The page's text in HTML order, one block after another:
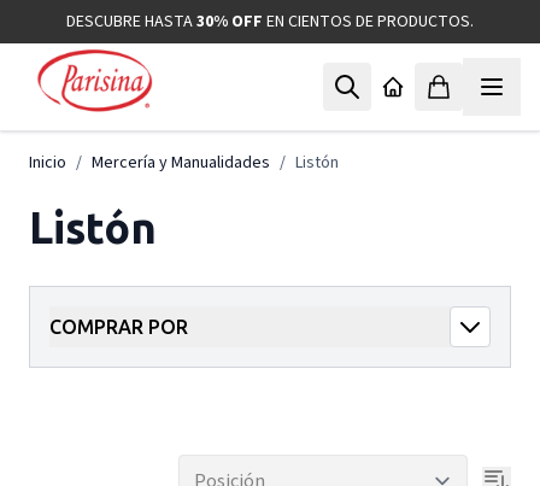
Ir al contenidoDESCUBRE HASTA30% OFF EN CIENTOS DE PRODUCTOS.
Inicio / Mercería y Manualidades / Listón
Listón
COMPRAR POR